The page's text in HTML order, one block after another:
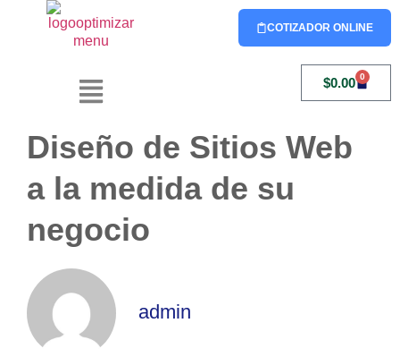
COTIZADOR ONLINE
$0.00 0
Diseño de Sitios Web
a la medida de su
negocio
admin